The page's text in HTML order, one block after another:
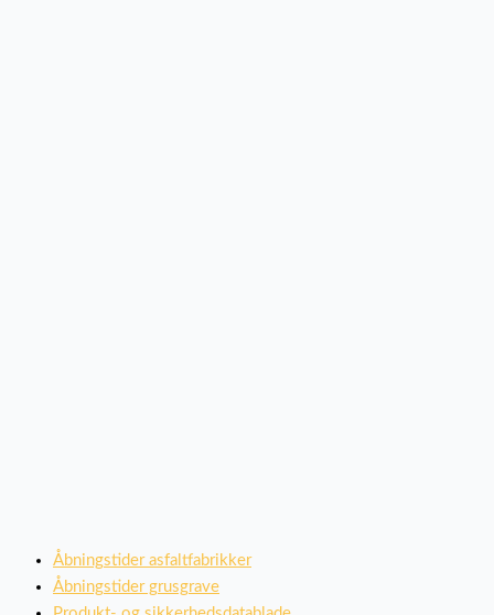
Åbningstider asfaltfabrikker
Åbningstider grusgrave